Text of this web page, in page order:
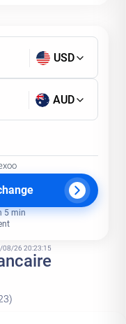
USD
AUD
5 min
08/26 20:23:15